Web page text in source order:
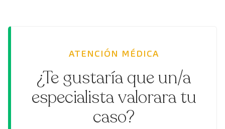
ATENCIÓN MÉDICA
¿Te gustaría que un/a
especialista valorara tu
caso?